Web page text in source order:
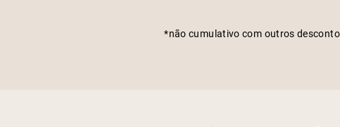
*não cumulativo com outros